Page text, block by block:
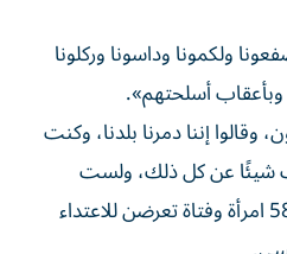
ولكمونا وداسونا وركلونا
وبأعقاب أسلحتهم».
وقالوا إننا دمرنا بلدنا، وكنت
شيئًا عن كل ذلك، ولست
إرهابياً». وتحدث التقرير عن 58 امرأة وفتاة تعرضن للاعتداء